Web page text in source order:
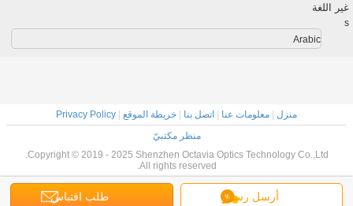
أرسل رسالة طلب اقتباس
غير اللغة
s
Arabic
منزل | معلومات عنا | اتصل بنا | خريطة الموقع |
Privacy Policy
منظر مكتبيّ
Copyright © 2019 - 2025 Shenzhen Octavia Optics Technology Co.,Ltd.
All rights reserved.